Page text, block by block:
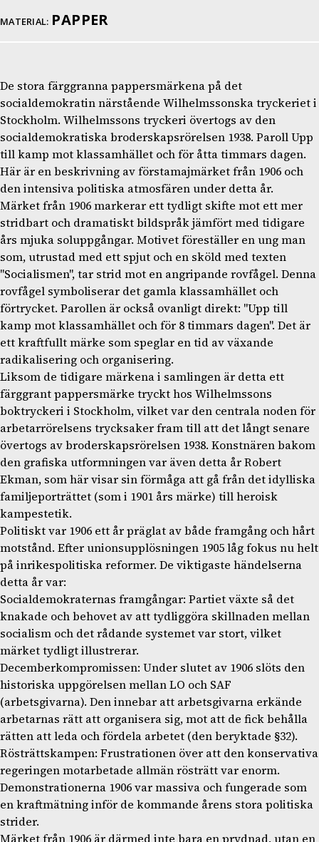
MATERIAL: PAPPER
De stora färggranna pappersmärkena på det
socialdemokratin närstående Wilhelmssonska tryckeriet i
Stockholm. Wilhelmssons tryckeri övertogs av den
socialdemokratiska broderskapsrörelsen 1938. Paroll Upp
till kamp mot klassamhället och för åtta timmars dagen.
Här är en beskrivning av förstamajmärket från 1906 och
den intensiva politiska atmosfären under detta år.
Märket från 1906 markerar ett tydligt skifte mot ett mer
stridbart och dramatiskt bildspråk jämfört med tidigare
års mjuka soluppgångar. Motivet föreställer en ung man
som, utrustad med ett spjut och en sköld med texten
"Socialismen", tar strid mot en angripande rovfågel. Denna
rovfågel symboliserar det gamla klassamhället och
förtrycket. Parollen är också ovanligt direkt: "Upp till
kamp mot klassamhället och för 8 timmars dagen". Det är
ett kraftfullt märke som speglar en tid av växande
radikalisering och organisering.
Liksom de tidigare märkena i samlingen är detta ett
färggrant pappersmärke tryckt hos Wilhelmssons
boktryckeri i Stockholm, vilket var den centrala noden för
arbetarrörelsens trycksaker fram till att det långt senare
övertogs av broderskapsrörelsen 1938. Konstnären bakom
den grafiska utformningen var även detta år Robert
Ekman, som här visar sin förmåga att gå från det idylliska
familjeporträttet (som i 1901 års märke) till heroisk
kampestetik.
Politiskt var 1906 ett år präglat av både framgång och hårt
motstånd. Efter unionsupplösningen 1905 låg fokus nu helt
på inrikespolitiska reformer. De viktigaste händelserna
detta år var:
Socialdemokraternas framgångar: Partiet växte så det
knakade och behovet av att tydliggöra skillnaden mellan
socialism och det rådande systemet var stort, vilket
märket tydligt illustrerar.
Decemberkompromissen: Under slutet av 1906 slöts den
historiska uppgörelsen mellan LO och SAF
(arbetsgivarna). Den innebar att arbetsgivarna erkände
arbetarnas rätt att organisera sig, mot att de fick behålla
rätten att leda och fördela arbetet (den beryktade §32).
Rösträttskampen: Frustrationen över att den konservativa
regeringen motarbetade allmän rösträtt var enorm.
Demonstrationerna 1906 var massiva och fungerade som
en kraftmätning inför de kommande årens stora politiska
strider.
Märket från 1906 är därmed inte bara en prydnad, utan en